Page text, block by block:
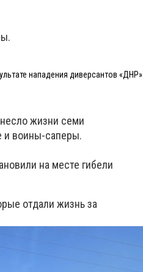
нападения диверсантов «ДНР»
жизни семи
и воины-саперы.
на месте гибели
отдали жизнь за